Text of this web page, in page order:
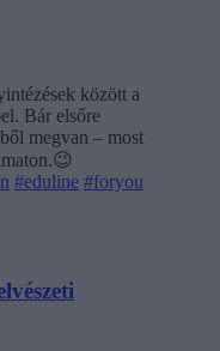
között a
Bár elsőre
megvan – most
#eduline #foryou